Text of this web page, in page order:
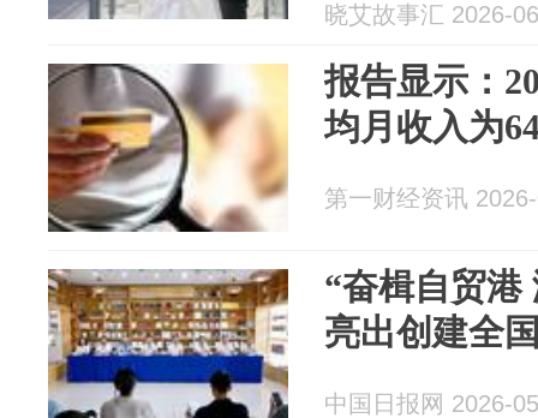
晓艾故事汇 2026-
报告显示：
均月收入为
第一财经资讯
“奋楫自贸港
亮出创建全
中国日报网 2026-